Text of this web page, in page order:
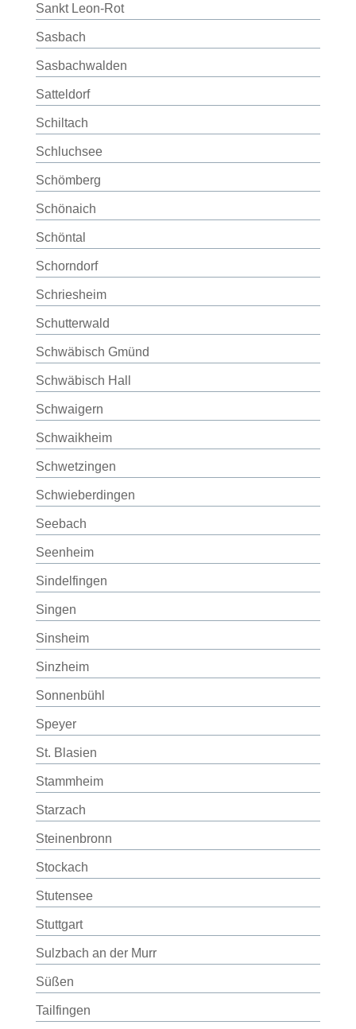
Sankt Leon-Rot
Sasbach
Sasbachwalden
Satteldorf
Schiltach
Schluchsee
Schömberg
Schönaich
Schöntal
Schorndorf
Schriesheim
Schutterwald
Schwäbisch Gmünd
Schwäbisch Hall
Schwaigern
Schwaikheim
Schwetzingen
Schwieberdingen
Seebach
Seenheim
Sindelfingen
Singen
Sinsheim
Sinzheim
Sonnenbühl
Speyer
St. Blasien
Stammheim
Starzach
Steinenbronn
Stockach
Stutensee
Stuttgart
Sulzbach an der Murr
Süßen
Tailfingen